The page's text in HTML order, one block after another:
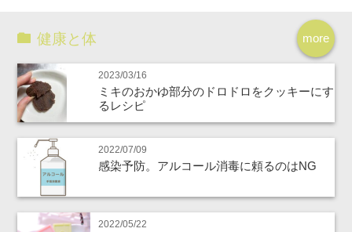
more
健康と体
2023/03/16
ミキのおかゆ部分のドロドロをクッキーにす
るレシピ
2022/07/09
感染予防。アルコール消毒に頼るのはNG
2022/05/22